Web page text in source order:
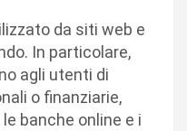
da siti web e
In particolare,
agli utenti di
o finanziarie,
banche online e i